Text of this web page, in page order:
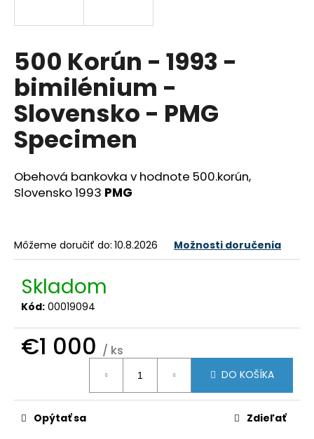
500 Korún - 1993 -
bimilénium -
Slovensko - PMG
Specimen
Obehová bankovka v hodnote 500.korún,
Slovensko 1993 PMG
Môžeme doručiť do: 10.8.2026 Možnosti doručenia
Skladom
Kód: 00019094
€1 000 / ks
DO KOŠÍKA
Opýtať sa Zdieľať
s
ť
?
d
p
ú
č
a
m